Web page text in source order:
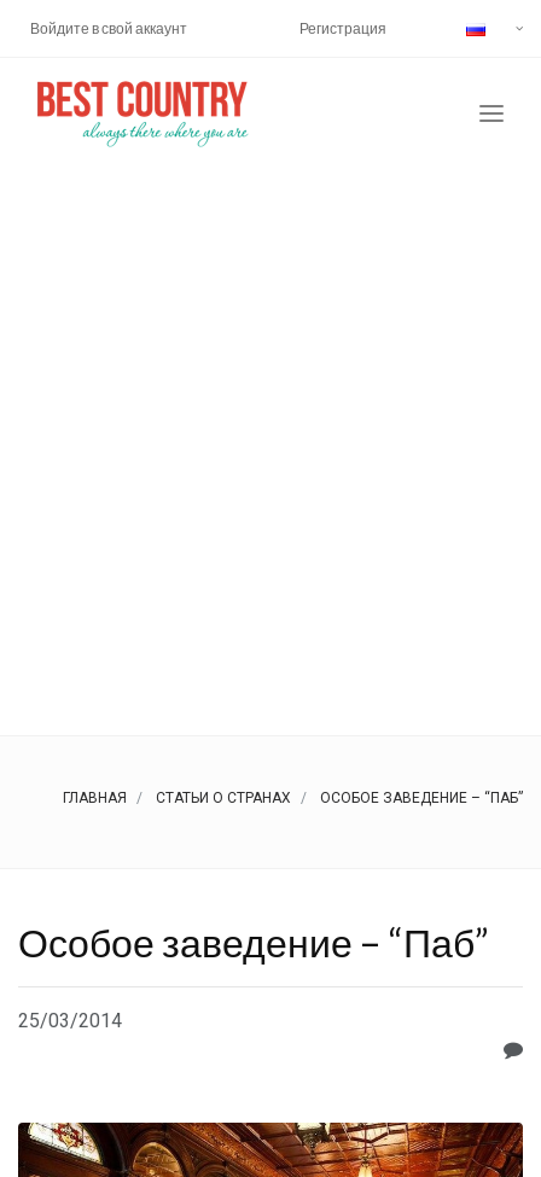
Войдите в свой аккаунт Регистрация
ГЛАВНАЯ СТАТЬИ О СТРАНАХ ОСОБОЕ ЗАВЕДЕНИЕ – “ПАБ”
Особое заведение – “Паб”
25/03/2014